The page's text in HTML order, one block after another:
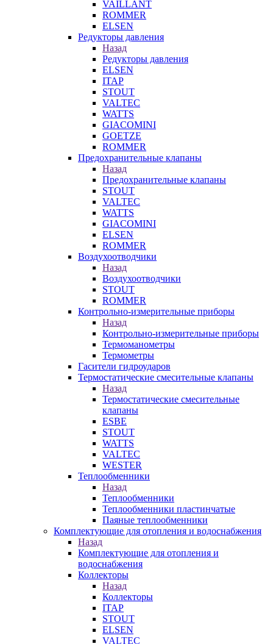
VAILLANT
ROMMER
ELSEN
Редукторы давления
Назад
Редукторы давления
ELSEN
ITAP
STOUT
VALTEC
WATTS
GIACOMINI
GOETZE
ROMMER
Предохранительные клапаны
Назад
Предохранительные клапаны
STOUT
VALTEC
WATTS
GIACOMINI
ELSEN
ROMMER
Воздухоотводчики
Назад
Воздухоотводчики
STOUT
ROMMER
Контрольно-измерительные приборы
Назад
Контрольно-измерительные приборы
Термоманометры
Термометры
Гасители гидроударов
Термостатические смесительные клапаны
Назад
Термостатические смесительные
клапаны
ESBE
STOUT
WATTS
VALTEC
WESTER
Теплообменники
Назад
Теплообменники
Теплообменники пластинчатые
Паяные теплообменники
Комплектующие для отопления и водоснабжения
Назад
Комплектующие для отопления и
водоснабжения
Коллекторы
Назад
Коллекторы
ITAP
STOUT
ELSEN
VALTEC